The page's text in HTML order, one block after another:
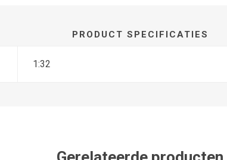
PRODUCT SPECIFICATIES
1:32